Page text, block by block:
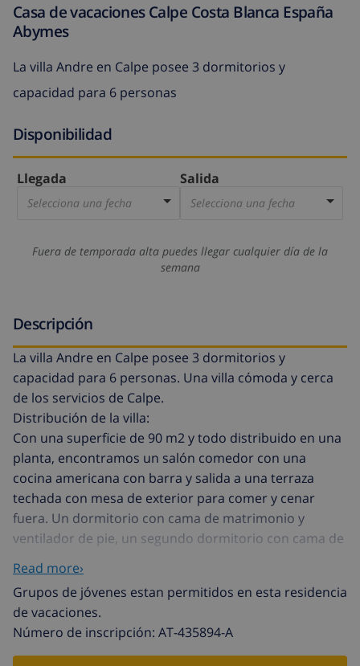
Casa de vacaciones Calpe Costa Blanca España
Abymes
La villa Andre en Calpe posee 3 dormitorios y
capacidad para 6 personas
Disponibilidad
Llegada
Selecciona una fecha
Salida
Selecciona una fecha
Fuera de temporada alta puedes llegar cualquier día de la
semana
Descripción
La villa Andre en Calpe posee 3 dormitorios y
capacidad para 6 personas. Una villa cómoda y cerca
de los servicios de Calpe.
Distribución de la villa:
Con una superficie de 90 m2 y todo distribuido en una
planta, encontramos un salón comedor con una
cocina americana con barra y salida a una terraza
techada con mesa de exterior para comer y cenar
fuera. Un dormitorio con cama de matrimonio y
ventilador de pie, un segundo dormitorio con cama de
matrimonio y ventilador de pie y una habitación con
dos camas individuales. Un baño completo con bañera
y un wc de cortesía.
Exterior de la villa:
Situada en una zona residencial tranquila e ideal para
familias, y vistas a la montaña. Para acceder a la
Read more›
Grupos de jóvenes estan permitidos en esta residencia
de vacaciones.
Número de inscripción: AT-435894-A